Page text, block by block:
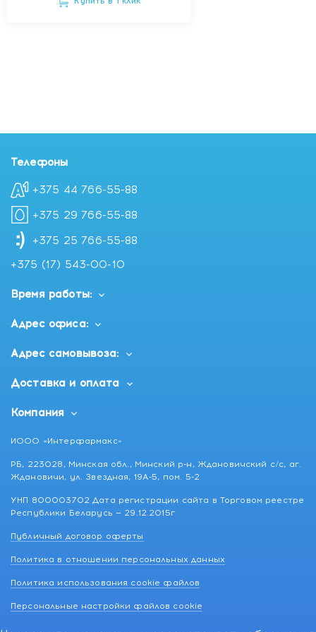
Телефоны
+375 44 766-55-88
+375 29 766-55-88
+375 25 766-55-88
+375 (17) 543-00-10
Время работы:
Адрес офиса:
Адрес самовывоза:
Доставка и оплата
Компания
ИООО «Интерфармакс»
РБ, 223028, Минская обл., Минский р-н, Ждановичский с/с, аг.
Ждановичи, ул. Звездная, 19А-5, пом. 5-2
УНП 800003702 Дата регистрации сайта в Торговом реестре
Республики Беларусь — 29.12.2015г
Публичный договор оферты
Политика в отношении персональных данных
Политика использования cookie файлов
Персональные настройки файлов cookie